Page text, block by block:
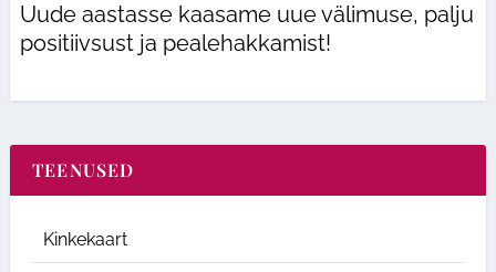
Uude aastasse kaasame uue välimuse, palju
positiivsust ja pealehakkamist!
TEENUSED
Kinkekaart